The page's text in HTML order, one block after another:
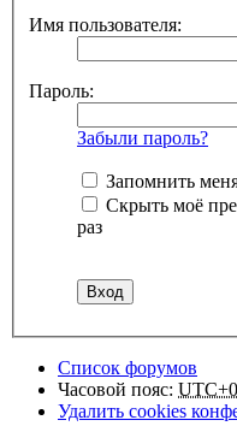
Имя пользователя:
Пароль:
Забыли пароль?
Запомнить
Скрыть моё
раз
Список форумов
Часовой пояс:
Удалить cookies